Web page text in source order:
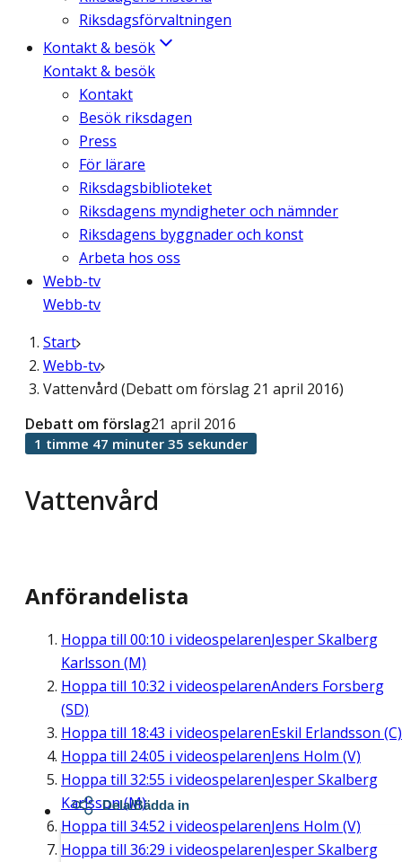
Riksdagsförvaltningen
Kontakt & besök
Kontakt & besök
Kontakt
Besök riksdagen
Press
För lärare
Riksdagsbiblioteket
Riksdagens myndigheter och nämnder
Riksdagens byggnader och konst
Arbeta hos oss
Webb-tv
Webb-tv
Start
Webb-tv
Vattenvård (Debatt om förslag 21 april 2016)
Vattenvård
Debatt om förslag21 april 2016
1 timme 47 minuter 35 sekunder
Anförandelista
Hoppa till 00:10 i videospelarenJesper Skalberg
Karlsson (M)
Hoppa till 10:32 i videospelarenAnders Forsberg
(SD)
Hoppa till 18:43 i videospelarenEskil Erlandsson (C)
Hoppa till 24:05 i videospelarenJens Holm (V)
Hoppa till 32:55 i videospelarenJesper Skalberg
Karlsson (M)
Hoppa till 34:52 i videospelarenJens Holm (V)
Hoppa till 36:29 i videospelarenJesper Skalberg
Dela/Bädda in